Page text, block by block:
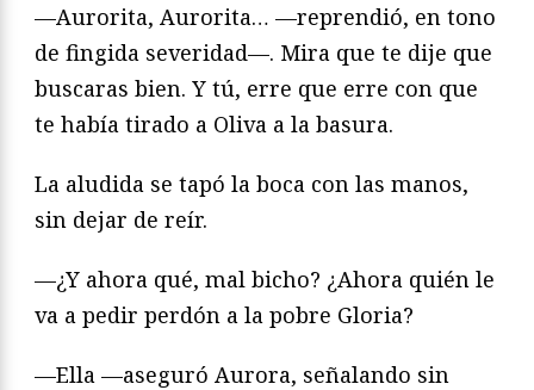
—Aurorita, Aurorita… —reprendió, en tono
de fingida severidad—. Mira que te dije que
buscaras bien. Y tú, erre que erre con que
te había tirado a Oliva a la basura.
La aludida se tapó la boca con las manos,
sin dejar de reír.
—¿Y ahora qué, mal bicho? ¿Ahora quién le
va a pedir perdón a la pobre Gloria?
—Ella —aseguró Aurora, señalando sin